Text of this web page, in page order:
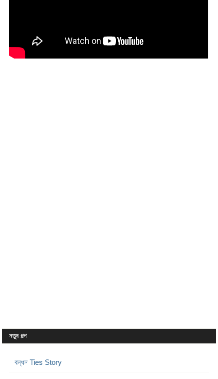
নতুন গল্প
বন্ধন Ties Story